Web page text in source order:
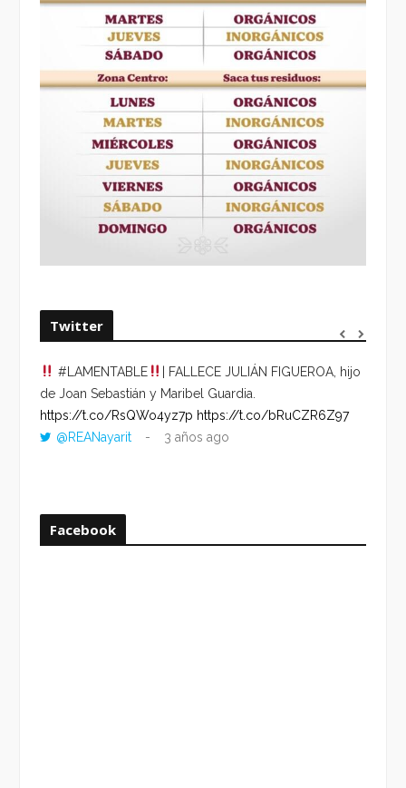
Twitter
#LAMENTABLE
| FALLECE JULIÁN FIGUEROA, hijo
de Joan Sebastián y Maribel Guardia.
https://t.co/RsQWo4yz7p https://t.co/bRuCZR6Z97
@REANayarit
3 años ago
Facebook